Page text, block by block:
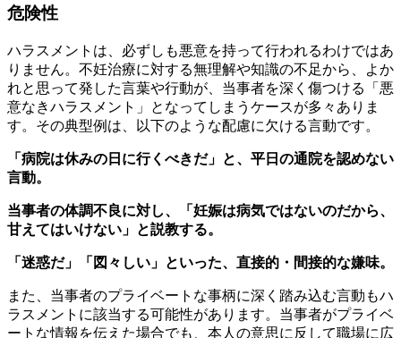
危険性
ハラスメントは、必ずしも悪意を持って行われるわけではあ
りません。不妊治療に対する無理解や知識の不足から、よか
れと思って発した言葉や行動が、当事者を深く傷つける「悪
意なきハラスメント」となってしまうケースが多々ありま
す。その典型例は、以下のような配慮に欠ける言動です。
「病院は休みの日に行くべきだ」と、平日の通院を認めない
言動。
当事者の体調不良に対し、「妊娠は病気ではないのだから、
甘えてはいけない」と説教する。
「迷惑だ」「図々しい」といった、直接的・間接的な嫌味。
また、当事者のプライベートな事柄に深く踏み込む言動もハ
ラスメントに該当する可能性があります。当事者がプライベ
ートな情報を伝えた場合でも、本人の意思に反して職場に広